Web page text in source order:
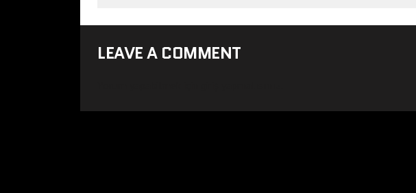
LEAVE A COMMENT